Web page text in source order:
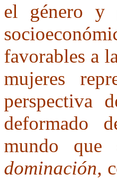
el género y
favorables a
mujeres
perspectiva
deformado
mundo que
dominación,